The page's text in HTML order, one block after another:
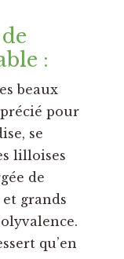
:
beaux
pour
se
lilloises
de
grands
qu’en